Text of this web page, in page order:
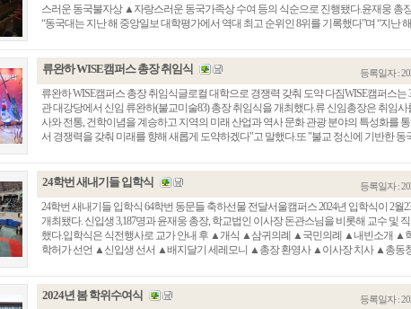
총동창회 소식
모교 소식
언론에 비친 동국
동창회보
포토뉴스
영상갤러리
동문동정
동국의 창
경조사
이달의 시
회관건립기금 기부자
장학발전기금 기부자
스러운 동국불자상 ▲자랑스러운 동국가족상 수여 등의 식순으로 진행됐다.윤재웅 총
“동국대는 지난 해 중앙일보 대학평가에서 역대 최고 순위인 8위를 기록했다”며 “지난
류완하 WISE캠퍼스 총장 취임식 등록일자 :
류완하 WISE캠퍼스 총장 취임식글로컬 대학으로 경쟁력 갖춰 도약 다짐WISE캠퍼스는
관 대강당에서 신임 류완하(불교미술83) 총장 취임식을 개최했다.류 신임총장은 취임사
사와 전통, 건학이념을 계승하고 지역의 미래 산업과 역사 문화 관광 분야의 특성화를
서 경쟁력을 갖춰 미래를 향해 새롭게 도약하겠다"고 말했다.또 "불교 정신에 기반한 동
24학번 새내기들 입학식 등록일자 :
24학번 새내기들 입학식 64학번 동문들 축하선물 전달서울캠퍼스 2024년 입학식이 2월
개최됐다. 신입생 3,187명과 윤재웅 총장, 학교법인 이사장 돈관스님을 비롯해 교수 및
했다.입학식은 식전행사로 교가 안내 후 ▲개식 ▲삼귀의례 ▲국민의례 ▲내빈소개 ▲
학허가 선언 ▲신입생 선서 ▲배지달기 세레모니 ▲총장 환영사 ▲이사장 치사 ▲총동
2024년 봄 학위수여식 등록일자 :